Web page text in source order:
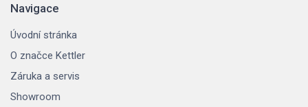
Navigace
Úvodní stránka
O značce Kettler
Záruka a servis
Showroom